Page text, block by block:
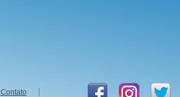
Contato